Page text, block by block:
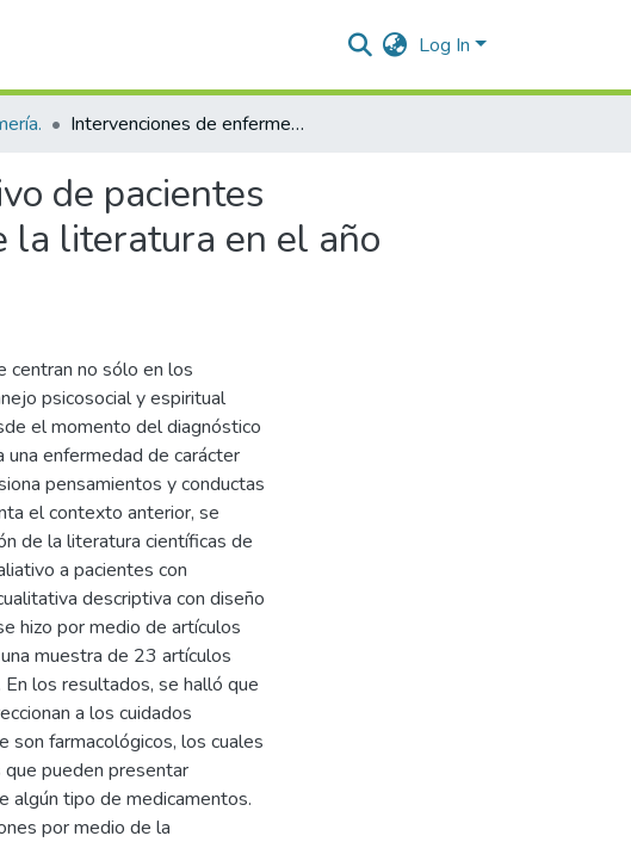
Log In
Intervenciones de enfermería en el cuidado paliativo de pacientes diagnosticados con esquizofrenia: “una revisión de la literatura en el año 2024-I"
de pacientes
la literatura en el año
centran no sólo en los
psicosocial y espiritual
el momento del diagnóstico
enfermedad de carácter
pensamientos y conductas
el contexto anterior, se
de la literatura científicas de
a pacientes con
descriptiva con diseño
hizo por medio de artículos
muestra de 23 artículos
los resultados, se halló que
a los cuidados
son farmacológicos, los cuales
que pueden presentar
algún tipo de medicamentos.
por medio de la